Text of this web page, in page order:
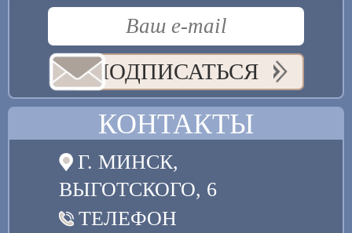
ПОДПИСАТЬСЯ
КОНТАКТЫ
Г. МИНСК,
ВЫГОТСКОГО, 6
ТЕЛЕФОН